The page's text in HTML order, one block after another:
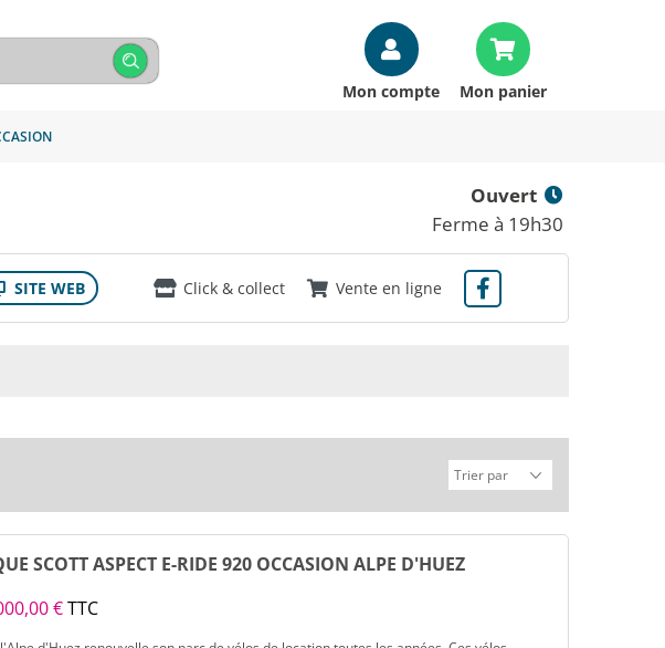
Mon compte Mon panier
Ouvert
Ferme à 19h30
Click & collect Vente en ligne
SCOTT ASPECT E-RIDE 920 OCCASION ALPE D'HUEZ
€TTC